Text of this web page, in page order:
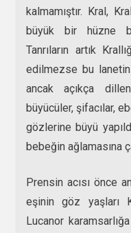
kalmamıştır. Kral,
büyük bir hüzne
Tanrıların artık
edilmezse bu lanetin
ancak açıkça
büyücüler, şifacılar,
gözlerine büyü
bebeğin ağlamasına
Prensin acısı önce
eşinin göz yaşları
Lucanor karamsarlığa